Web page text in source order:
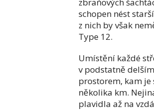
schopen nést
z nich by však
Type 12.
Umístění každé
v podstatně
prostorem, kam je
několika km.
plavidla až na